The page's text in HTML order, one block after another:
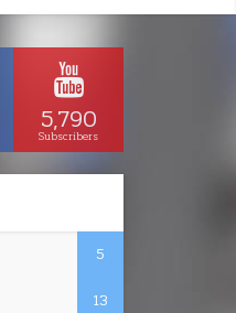
5,790
Subscribers
5
13